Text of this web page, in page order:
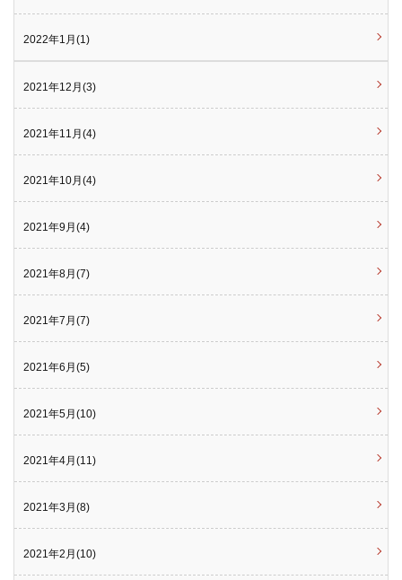
2022年1月(1)
2021年12月(3)
2021年11月(4)
2021年10月(4)
2021年9月(4)
2021年8月(7)
2021年7月(7)
2021年6月(5)
2021年5月(10)
2021年4月(11)
2021年3月(8)
2021年2月(10)